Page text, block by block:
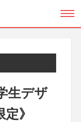
生デザ
》